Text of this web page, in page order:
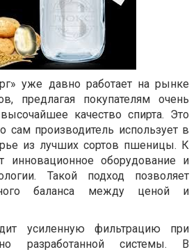
уже давно работает на рынке
предлагая покупателям очень
качество спирта. Это
сам производитель использует в
из лучших сортов пшеницы. К
инновационное оборудование и
Такой подход позволяет
баланса между ценой и
усиленную фильтрацию при
разработанной системы. В